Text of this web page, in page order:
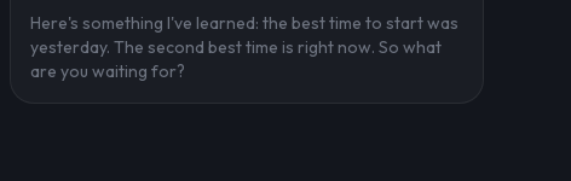
Here's something I've learned: the best time to start was
yesterday. The second best time is right now. So what
are you waiting for?